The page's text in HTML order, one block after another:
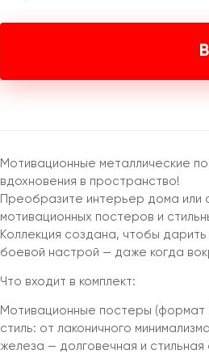
Мотивационные металлические
вдохновения в пространство!
Преобразите интерьер дома
мотивационных постеров и
Коллекция создана, чтобы
боевой настрой — даже когда
Что входит в комплект:
Мотивационные постеры (формат
стиль: от лаконичного
железа — долговечная и